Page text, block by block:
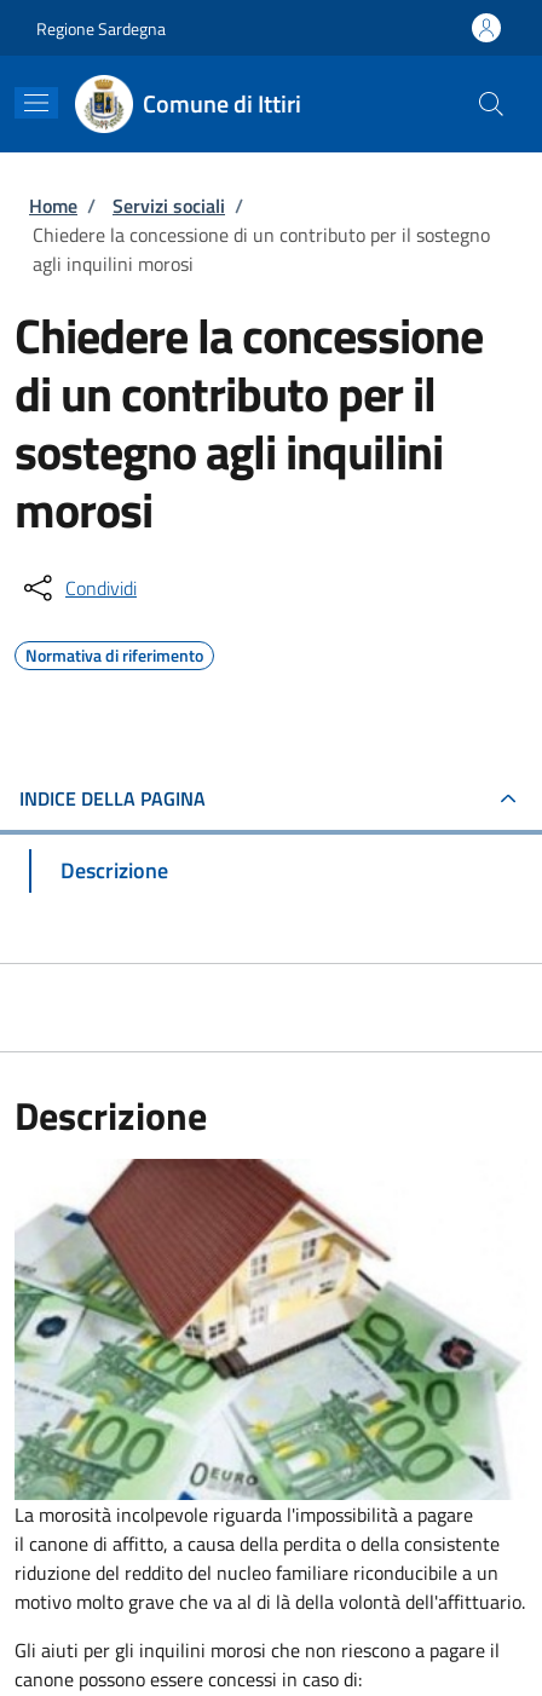
Regione Sardegna
Comune di Ittiri
Briciole di pane
Home / Servizi sociali /
Chiedere la concessione di un contributo per il sostegno
agli inquilini morosi
Chiedere la concessione
di un contributo per il
sostegno agli inquilini
morosi
Condividi
Normativa di riferimento
INDICE DELLA PAGINA
Descrizione
Descrizione
La morosità incolpevole riguarda l'impossibilità a pagare
il canone di affitto, a causa della perdita o della consistente
riduzione del reddito del nucleo familiare riconducibile a un
motivo molto grave che va al di là della volontà dell'affittuario.
Gli aiuti per gli inquilini morosi che non riescono a pagare il
canone possono essere concessi in caso di: